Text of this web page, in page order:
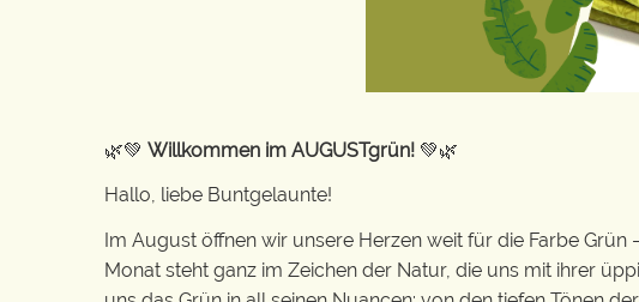
🌿💚 Willkommen im AUGUSTgrün! 💚🌿
Hallo, liebe Buntgelaunte!
Im August öffnen wir unsere Herzen weit für die Farbe
Monat steht ganz im Zeichen der Natur, die uns mit ihrer